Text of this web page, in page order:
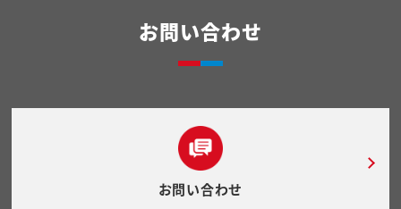
お問い合わせ
お問い合わせ